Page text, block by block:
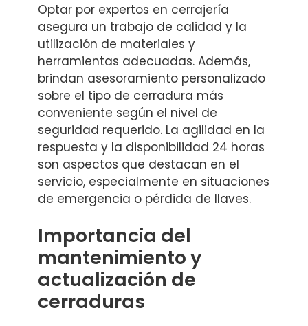
Optar por expertos en cerrajería
asegura un trabajo de calidad y la
utilización de materiales y
herramientas adecuadas. Además,
brindan asesoramiento personalizado
sobre el tipo de cerradura más
conveniente según el nivel de
seguridad requerido. La agilidad en la
respuesta y la disponibilidad 24 horas
son aspectos que destacan en el
servicio, especialmente en situaciones
de emergencia o pérdida de llaves.
Importancia del
mantenimiento y
actualización de
cerraduras